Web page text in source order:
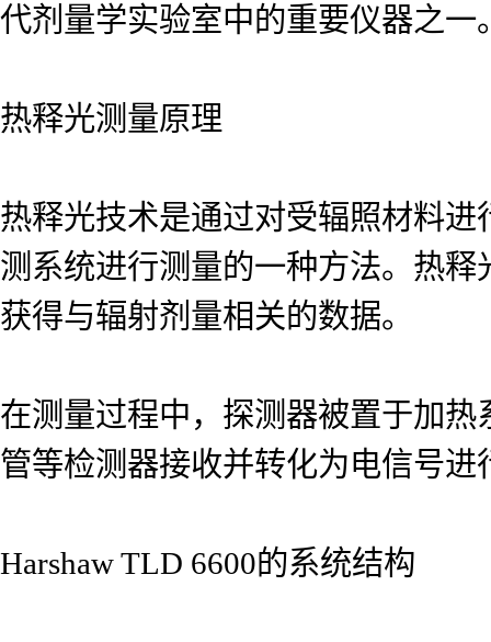
代剂量学实验室中的重要仪器之一
热释光测量原理
热释光技术是通过对受辐照材料
测系统进行测量的一种方法。热
获得与辐射剂量相关的数据。
在测量过程中，探测器被置于加
管等检测器接收并转化为电信号进
Harshaw TLD 6600的系统结构